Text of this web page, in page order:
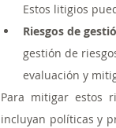
Estos litigios
Riesgos de
gestión de
evaluación y
Para mitigar estos
incluyan políticas y